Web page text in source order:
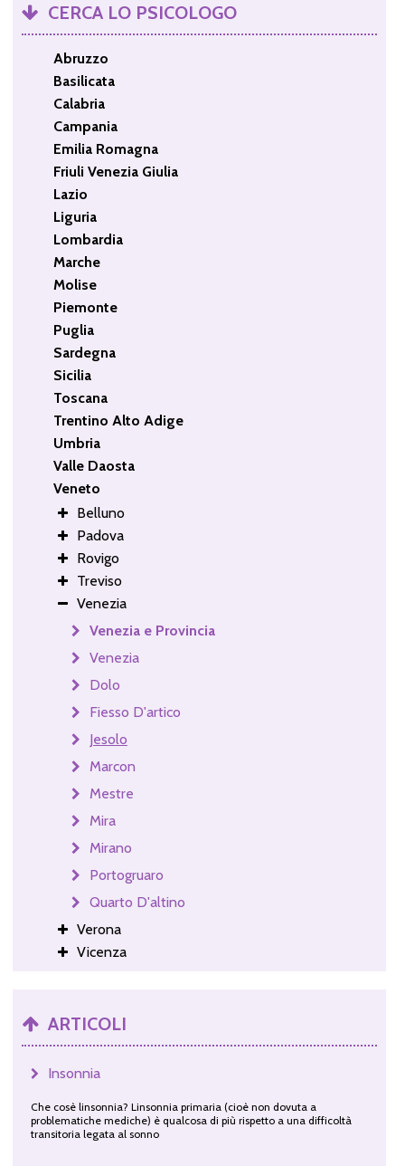
CERCA LO PSICOLOGO
Abruzzo
Basilicata
Calabria
Campania
Emilia Romagna
Friuli Venezia Giulia
Lazio
Liguria
Lombardia
Marche
Molise
Piemonte
Puglia
Sardegna
Sicilia
Toscana
Trentino Alto Adige
Umbria
Valle Daosta
Veneto
Belluno
Padova
Rovigo
Treviso
Venezia
Venezia e Provincia
Venezia
Dolo
Fiesso D'artico
Jesolo
Marcon
Mestre
Mira
Mirano
Portogruaro
Quarto D'altino
Verona
Vicenza
ARTICOLI
Insonnia
Che cosè linsonnia? Linsonnia primaria (cioè non dovuta a
problematiche mediche) è qualcosa di più rispetto a una difficoltà
transitoria legata al sonno